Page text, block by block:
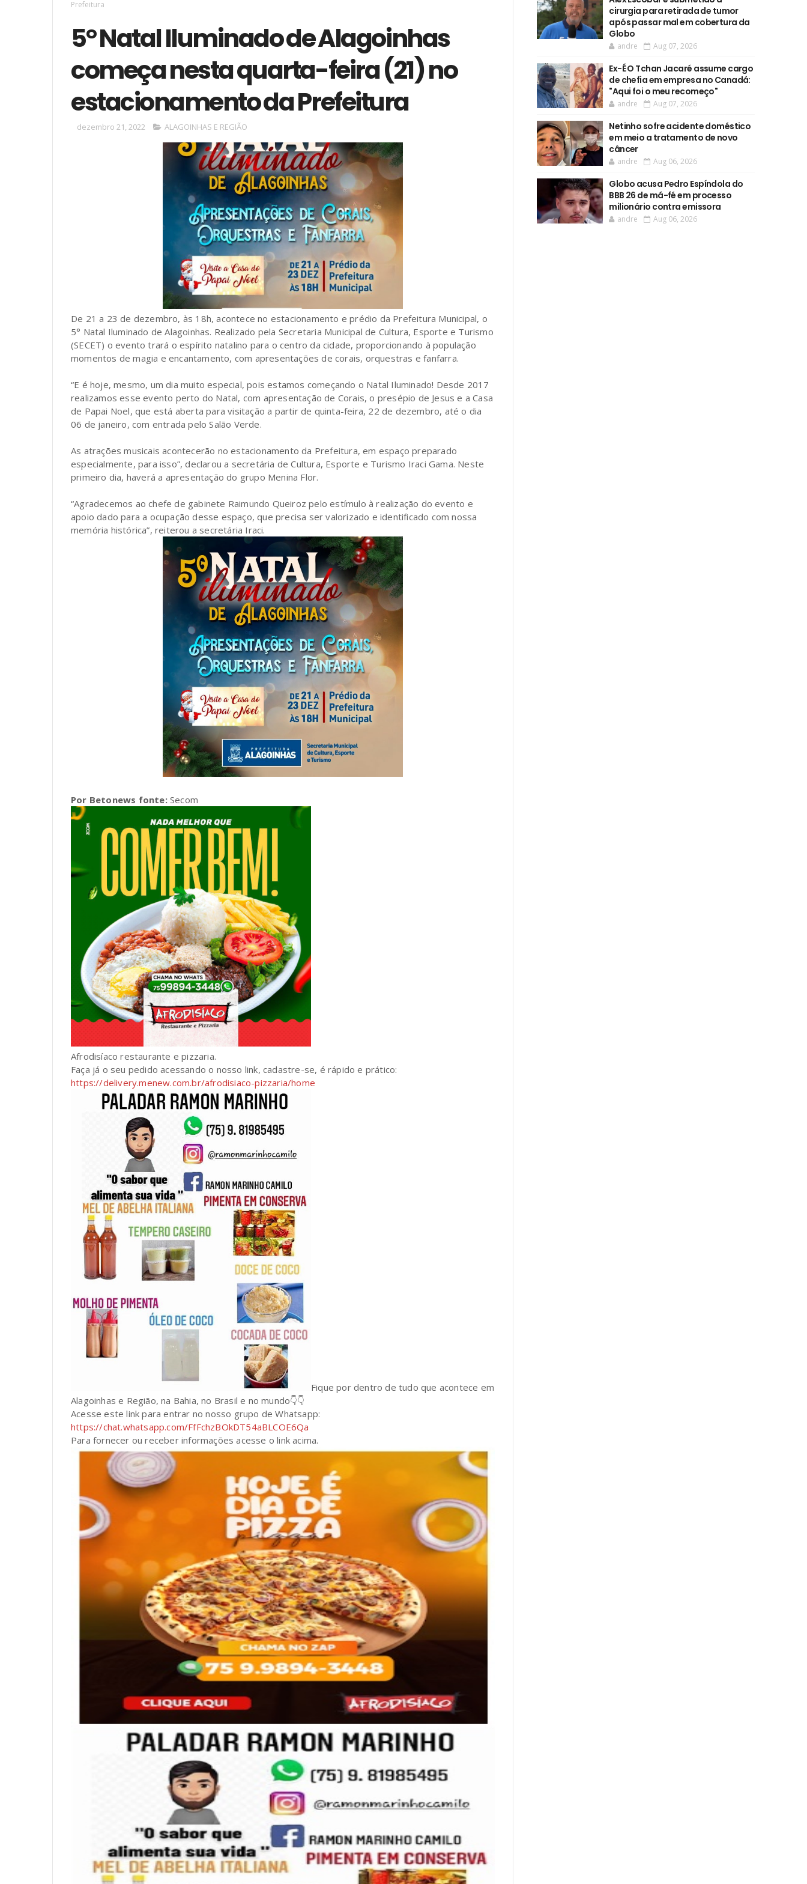
Prefeitura
5° Natal Iluminado de Alagoinhas
começa nesta quarta-feira (21) no
estacionamento da Prefeitura
dezembro 21, 2022 ALAGOINHAS E REGIÃO
De 21 a 23 de dezembro, às 18h, acontece no estacionamento e prédio da Prefeitura Municipal, o
5° Natal Iluminado de Alagoinhas. Realizado pela Secretaria Municipal de Cultura, Esporte e Turismo
(SECET) o evento trará o espírito natalino para o centro da cidade, proporcionando à população
momentos de magia e encantamento, com apresentações de corais, orquestras e fanfarra.
“E é hoje, mesmo, um dia muito especial, pois estamos começando o Natal Iluminado! Desde 2017
realizamos esse evento perto do Natal, com apresentação de Corais, o presépio de Jesus e a Casa
de Papai Noel, que está aberta para visitação a partir de quinta-feira, 22 de dezembro, até o dia
06 de janeiro, com entrada pelo Salão Verde.
As atrações musicais acontecerão no estacionamento da Prefeitura, em espaço preparado
especialmente, para isso”, declarou a secretária de Cultura, Esporte e Turismo Iraci Gama. Neste
primeiro dia, haverá a apresentação do grupo Menina Flor.
“Agradecemos ao chefe de gabinete Raimundo Queiroz pelo estímulo à realização do evento e
apoio dado para a ocupação desse espaço, que precisa ser valorizado e identificado com nossa
memória histórica”, reiterou a secretária Iraci.
Por Betonews fonte:Secom
Afrodisíaco restaurante e pizzaria.
Faça já o seu pedido acessando o nosso link, cadastre-se, é rápido e prático:
https://delivery.menew.com.br/afrodisiaco-pizzaria/home
Fique por dentro de tudo que acontece em
Alagoinhas e Região, na Bahia, no Brasil e no mundo👇👇
Acesse este link para entrar no nosso grupo de Whatsapp:
https://chat.whatsapp.com/FfFchzBOkDT54aBLCOE6Qa
Para fornecer ou receber informações acesse o link acima.
cirurgia para retirada de tumor
após passar mal em cobertura da
Globo
andre Aug 07, 2026
Ex-É O Tchan Jacaré assume cargo
de chefia em empresa no Canadá:
"Aqui foi o meu recomeço"
andre Aug 07, 2026
Netinho sofre acidente doméstico
em meio a tratamento de novo
câncer
andre Aug 06, 2026
Globo acusa Pedro Espíndola do
BBB 26 de má-fé em processo
milionário contra emissora
andre Aug 06, 2026